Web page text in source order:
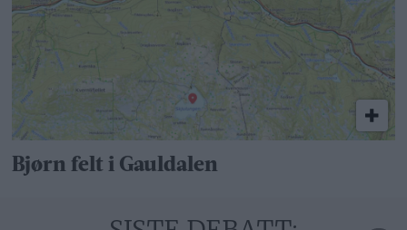
Bjørn felt i Gauldalen